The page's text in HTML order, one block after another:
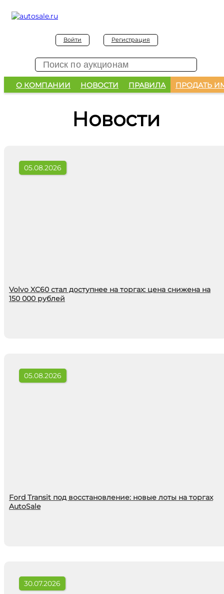
Войти Регистрация
О КОМПАНИИ НОВОСТИ ПРАВИЛА ПРОДАТЬ
Новости
05.08.2026
Volvo XC60 стал доступнее на торгах: цена снижена на
150 000 рублей
05.08.2026
Ford Transit под восстановление: новые лоты на торгах
AutoSale
30.07.2026